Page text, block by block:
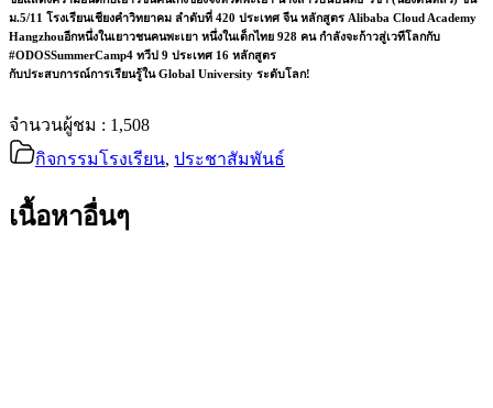
ม.5/11 โรงเรียนเชียงคำวิทยาคม ลำดับที่ 420 ประเทศ จีน หลักสูตร Alibaba Cloud Academy
Hangzhouอีกหนึ่งในเยาวชนคนพะเยา หนึ่งในเด็กไทย 928 คน กำลังจะก้าวสู่เวทีโลกกับ
#ODOSSummerCamp4 ทวีป 9 ประเทศ 16 หลักสูตร
กับประสบการณ์การเรียนรู้ใน Global University ระดับโลก!
จำนวนผู้ชม : 1,508
กิจกรรมโรงเรียน, ประชาสัมพันธ์
เนื้อหาอื่นๆ